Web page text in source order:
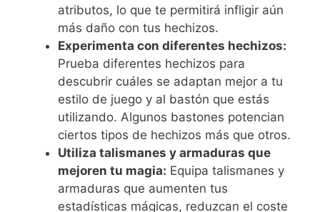
atributos, lo que te permitirá infligir aún
más daño con tus hechizos.
Experimenta con diferentes hechizos:
Prueba diferentes hechizos para
descubrir cuáles se adaptan mejor a tu
estilo de juego y al bastón que estás
utilizando. Algunos bastones potencian
ciertos tipos de hechizos más que otros.
Utiliza talismanes y armaduras que
mejoren tu magia: Equipa talismanes y
armaduras que aumenten tus
estadísticas mágicas, reduzcan el coste